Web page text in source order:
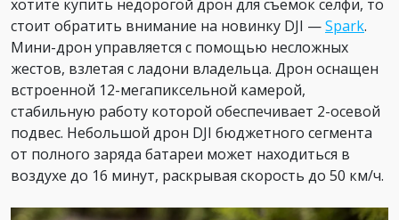
хотите купить недорогой дрон для съемок селфи, то
стоит обратить внимание на новинку DJI —Spark.
Мини-дрон управляется с помощью несложных
жестов, взлетая с ладони владельца. Дрон оснащен
встроенной 12-мегапиксельной камерой,
стабильную работу которой обеспечивает 2-осевой
подвес. Небольшой дрон DJI бюджетного сегмента
от полного заряда батареи может находиться в
воздухе до 16 минут, раскрывая скорость до 50 км/ч.